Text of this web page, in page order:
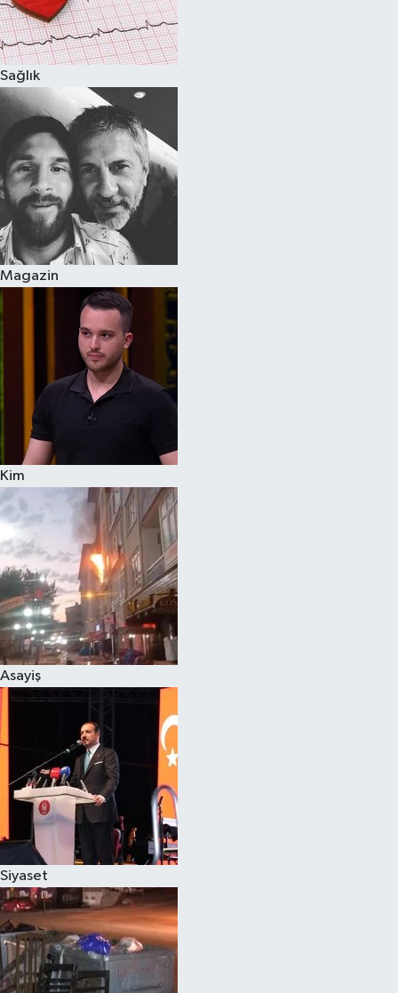
Sağlık
Magazin
Kim
Asayiş
Siyaset
Spor
Çocuk
Eğitim
Hava Durumu
Kadın
Kim kimdir?
Kültür Sanat
Sağlık
Siyaset
Teknoloji
Televizyon
Yaşam-Çevre